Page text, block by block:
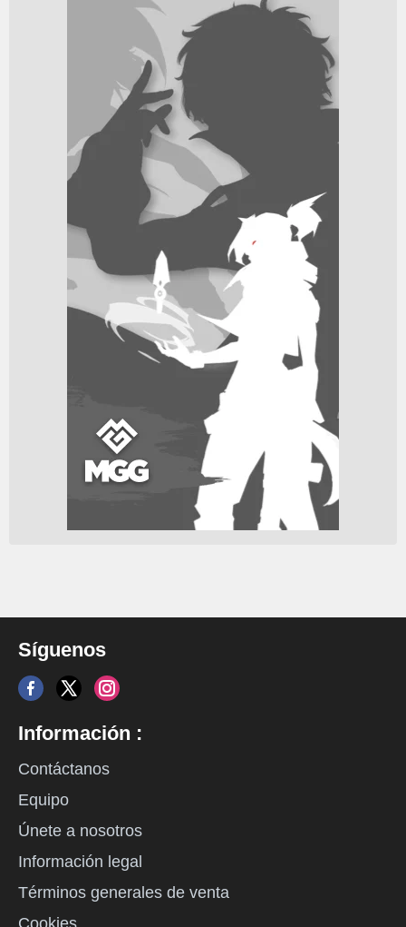
Síguenos
Información :
Contáctanos
Equipo
Únete a nosotros
Información legal
Términos generales de venta
Cookies